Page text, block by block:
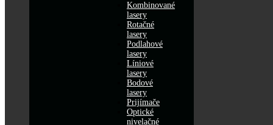
Kombinované
lasery
Rotačné
lasery
Podlahové
lasery
Líniové
lasery
Bodové
lasery
Prijímače
Optické
nivelačné